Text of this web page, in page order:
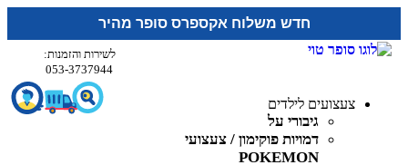
חדש משלוח אקספרס סופר מהיר
לשירות והזמנות:
053-3737944
צעצועים לילדים
גיבורי על
דמויות פוקימון / צעצועי
POKEMON